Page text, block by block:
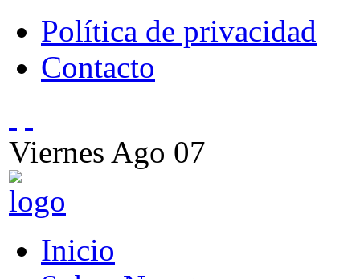
Política de privacidad
Contacto
Viernes Ago 07
Inicio